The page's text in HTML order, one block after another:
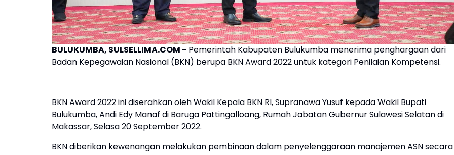
BULUKUMBA, SULSELLIMA.COM - Pemerintah Kabupaten Bulukumba menerima penghargaan dari
Badan Kepegawaian Nasional (BKN) berupa BKN Award 2022 untuk kategori Penilaian Kompetensi.
BKN Award 2022 ini diserahkan oleh Wakil Kepala BKN RI, Supranawa Yusuf kepada Wakil Bupati
Bulukumba, Andi Edy Manaf di Baruga Pattingalloang, Rumah Jabatan Gubernur Sulawesi Selatan di
Makassar, Selasa 20 September 2022.
BKN diberikan kewenangan melakukan pembinaan dalam penyelenggaraan manajemen ASN secara